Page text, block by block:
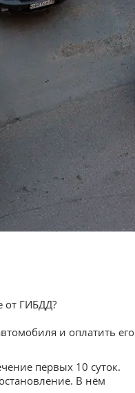
от ГИБДД?
и оплатить его
первых 10 суток.
В нём